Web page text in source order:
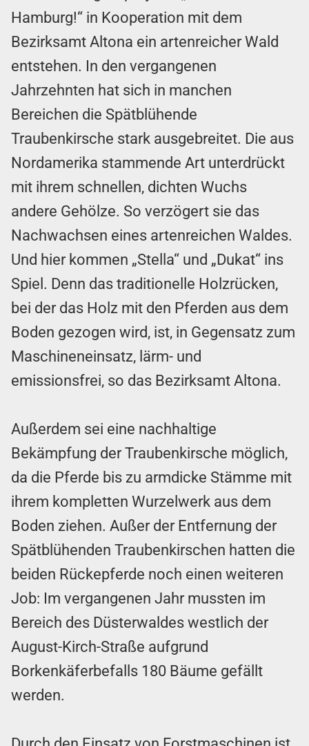
Hamburg!“ in Kooperation mit dem
Bezirksamt Altona ein artenreicher Wald
entstehen. In den vergangenen
Jahrzehnten hat sich in manchen
Bereichen die Spätblühende
Traubenkirsche stark ausgebreitet. Die aus
Nordamerika stammende Art unterdrückt
mit ihrem schnellen, dichten Wuchs
andere Gehölze. So verzögert sie das
Nachwachsen eines artenreichen Waldes.
Und hier kommen „Stella“ und „Dukat“ ins
Spiel. Denn das traditionelle Holzrücken,
bei der das Holz mit den Pferden aus dem
Boden gezogen wird, ist, in Gegensatz zum
Maschineneinsatz, lärm- und
emissionsfrei, so das Bezirksamt Altona.
Außerdem sei eine nachhaltige
Bekämpfung der Traubenkirsche möglich,
da die Pferde bis zu armdicke Stämme mit
ihrem kompletten Wurzelwerk aus dem
Boden ziehen. Außer der Entfernung der
Spätblühenden Traubenkirschen hatten die
beiden Rückepferde noch einen weiteren
Job: Im vergangenen Jahr mussten im
Bereich des Düsterwaldes westlich der
August-Kirch-Straße aufgrund
Borkenkäferbefalls 180 Bäume gefällt
werden.